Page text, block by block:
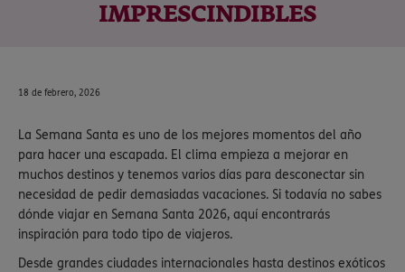
IMPRESCINDIBLES
18 de febrero, 2026
La Semana Santa es uno de los mejores momentos del año
para hacer una escapada. El clima empieza a mejorar en
muchos destinos y tenemos varios días para desconectar sin
necesidad de pedir demasiadas vacaciones. Si todavía no sabes
dónde viajar en Semana Santa 2026, aquí encontrarás
inspiración para todo tipo de viajeros.
Desde grandes ciudades internacionales hasta destinos exóticos